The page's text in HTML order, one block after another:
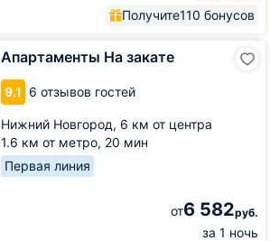
Получите110 бонусов
Апартаменты На закате
9.1 6 отзывов гостей
Нижний Новгород, 6 км от центра
1.6 км от метро, 20 мин
Первая линия
от6 582руб.
за 1 ночь